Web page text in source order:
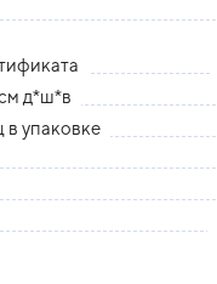
д*ш*в
в упаковке